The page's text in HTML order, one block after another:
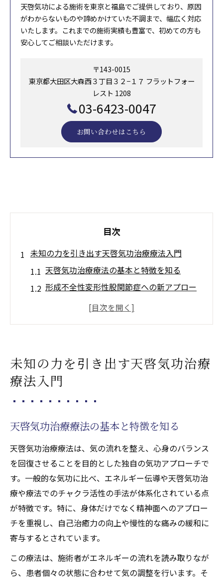
天啓気功による施術を東京と福島でご提供しており、原因
がわからないものや諦めかけていた不調まで、幅広く対応
いたします。これまでの施術実績も豊富で、初めての方も
安心してご相談いただけます。
〒143-0015
東京都大田区大森西３丁目３２−１７ フラットフォー
レスト 1208
03-6423-0047
お問い合わせはこちら
目次
未知の力を引き出す天啓気功治療療法入門
天啓気功治療療法の基本と特徴を知る
形成不全性変形性股関節症への新アプロー
心身への効果と気功の関係性を解説
天啓気功治療や療法で活性化するクンダリニー
覚醒が股関節症に及ぼす作用とは
ニー覚醒と天啓気功治療療法の融合
形成不全性変形性股関節症改善の新視点
エネルギー上昇による痛み軽減の仕組み
覚醒体験がもたらす心身の変化を解説
天啓気功治療や療法で活性化するクンダリ
ニーの安全な実践方法を知る
天啓気功治療や療法でのチャクラ活性と形成不
全性変形性股関節症の新視点
天啓気功治療療法で天啓気功治療や療法で
未知の力を引き出す天啓気功治療
療法入門
天啓気功治療療法の基本と特徴を知る
天啓気功治療療法は、気の流れを整え、心身のバランス
を回復させることを目的とした独自の気功アプローチで
す。一般的な気功に比べ、エネルギー伝導や天啓気功治
療や療法でのチャクラ活性の手法が体系化されている点
が特徴です。特に、身体だけでなく精神面へのアプロー
チを重視し、自己治癒力の向上や慢性的な痛みの緩和に
寄与するとされています。
この療法は、施術者がエネルギーの流れを読み取りなが
ら、患者個々の状態に合わせて気の調整を行います。そ